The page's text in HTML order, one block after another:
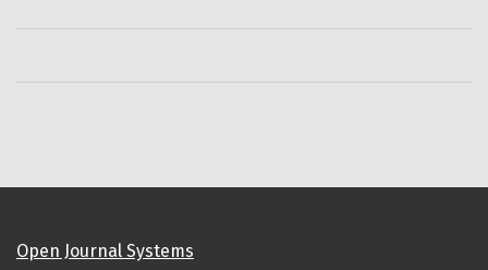
Open Journal Systems